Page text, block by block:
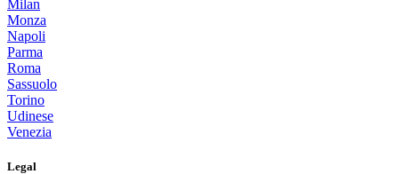
Milan
Monza
Napoli
Parma
Roma
Sassuolo
Torino
Udinese
Venezia
Legal